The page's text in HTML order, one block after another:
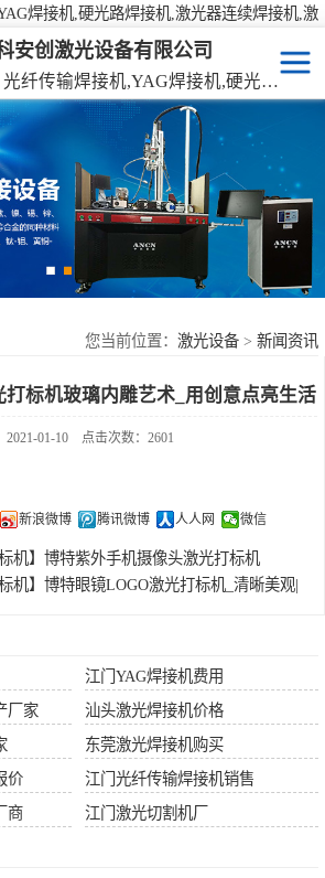
焊接机,硬光路焊接机,激光器连续焊接机,激
切割机等产品的研发、生产、销售
安创激光设备有限公司
主营产品：光纤传输焊接机,YAG焊接机,硬光路焊接机,激光器连续焊接机
您当前位置： 激光设备 > 新闻资讯
打标机玻璃内雕艺术_用创意点亮生活
2021-01-10 点击次数：2601
新浪微博 腾讯微博 人人网 微信
机】博特紫外手机摄像头激光打标机
机】博特眼镜LOGO激光打标机_清晰美观|
江门YAG焊接机费用
厂家
汕头激光焊接机价格
东莞激光焊接机购买
价
江门光纤传输焊接机销售
商
江门激光切割机厂
YAG硬光路激光焊接机
光纤传输激光焊接机
光纤激光器连续焊接机
机械手激光焊接机
手持激光焊接机